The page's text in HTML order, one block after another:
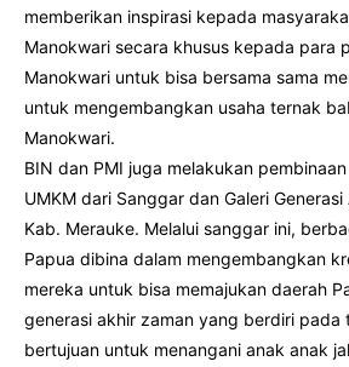
memberikan inspirasi kepada
Manokwari secara khusus kepada para
Manokwari untuk bisa bersama sama
untuk mengembangkan usaha ternak
Manokwari.
BIN dan PMI juga melakukan
UMKM dari Sanggar dan Galeri Generasi
Kab. Merauke. Melalui sanggar ini,
Papua dibina dalam mengembangkan
mereka untuk bisa memajukan daerah
generasi akhir zaman yang berdiri pada
bertujuan untuk menangani anak anak